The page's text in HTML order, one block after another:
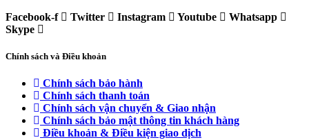
Facebook-f
Twitter Instagram Youtube
Whatsapp
Skype
Chính sách và Điều khoản
Chính sách bảo hành
Chính sách thanh toán
Chính sách vận chuyển & Giao nhận
Chính sách bảo mật thông tin khách hàng
Điều khoản & Điều kiện giao dịch